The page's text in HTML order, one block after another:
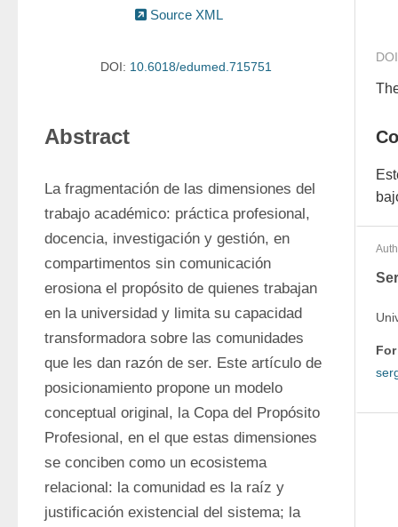
Source XML
DOI: 10.6018/edumed.715751
Abstract
La fragmentación de las dimensiones del
trabajo académico: práctica profesional,
docencia, investigación y gestión, en
compartimentos sin comunicación
erosiona el propósito de quienes trabajan
en la universidad y limita su capacidad
transformadora sobre las comunidades
que les dan razón de ser. Este artículo de
posicionamiento propone un modelo
conceptual original, la Copa del Propósito
Profesional, en el que estas dimensiones
se conciben como un ecosistema
relacional: la comunidad es la raíz y
justificación existencial del sistema; la
DOI